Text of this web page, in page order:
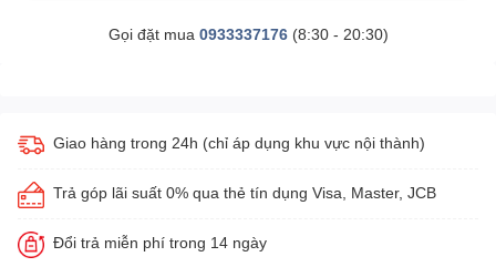
Gọi đặt mua 0933337176(8:30 - 20:30)
Giao hàng trong 24h (chỉ áp dụng khu vực nội thành)
Trả góp lãi suất 0% qua thẻ tín dụng Visa, Master, JCB
Đổi trả miễn phí trong 14 ngày